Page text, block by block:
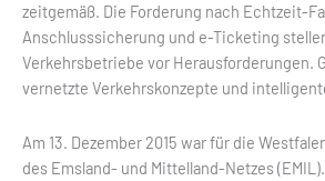
zeitgemäß. Die Forderung nach Echtzeit-
Anschlusssicherung und e-Ticketing
Verkehrsbetriebe vor Herausforderungen.
vernetzte Verkehrskonzepte und
Am 13. Dezember 2015 war für die
des Emsland- und Mittelland-Netzes